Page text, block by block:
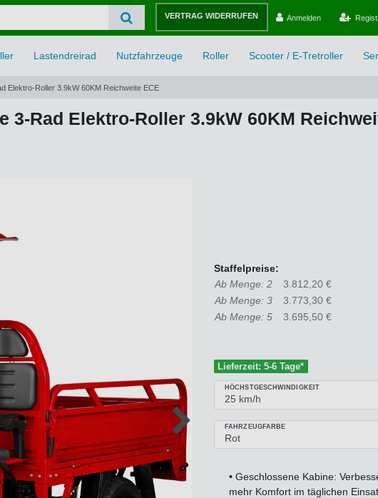
VERTRAG WIDERRUFEN Anmelden
Lastendreirad Nutzfahrzeuge Roller Scooter / E-Tretroller
Elektro-Roller 3.9kW 60KM Reichweite ECE
3-Rad Elektro-Roller 3.9kW 60KM
Staffelpreise:
Ab Menge: 2
3.812,20 €
Ab Menge: 3
3.773,30 €
Ab Menge: 5
3.695,50 €
Lieferzeit: 5-6 Tage*
HÖCHSTGESCHWINDIGKEIT
FAHRZEUGFARBE
• Geschlossene Kabine:
mehr Komfort im täglichen